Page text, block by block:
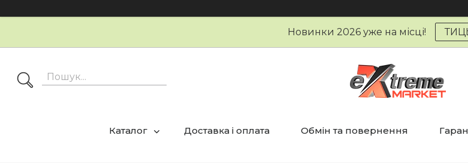
Новинки 2026 уже на місці!
Каталог Доставка і оплата Обмін та повернення